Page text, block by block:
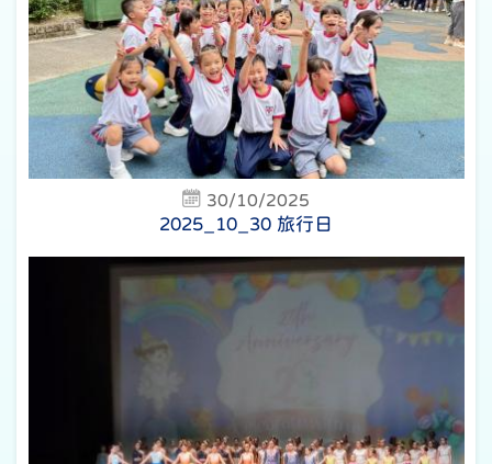
30/10/2025
2025_10_30 旅行日